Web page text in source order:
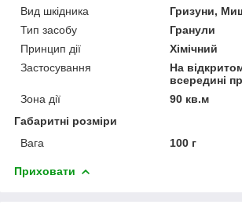
Вид шкідника
Гризуни,
Тип засобу
Гранули
Принцип дії
Хімічний
Застосування
На
всередині
Зона дії
90 кв.м
Габаритні розміри
Вага
100 г
Приховати